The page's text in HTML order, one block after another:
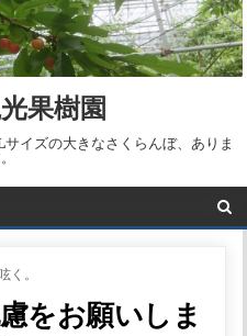
果樹園
イズの大きなさくらんぼ、ありま
IN
く。
をお願いしま